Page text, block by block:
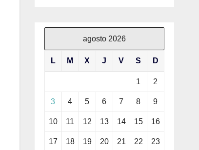
agosto 2026
L M X J V S D
1 2
3 4 5 6 7 8 9
10 11 12 13 14 15 16
17 18 19 20 21 22 23